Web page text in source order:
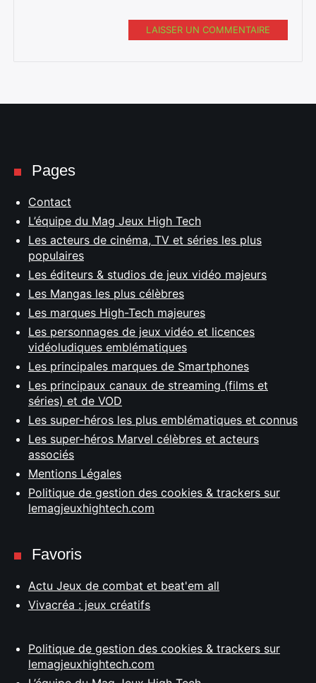
LAISSER UN COMMENTAIRE
Pages
Contact
L’équipe du Mag Jeux High Tech
Les acteurs de cinéma, TV et séries les plus
populaires
Les éditeurs & studios de jeux vidéo majeurs
Les Mangas les plus célèbres
Les marques High-Tech majeures
Les personnages de jeux vidéo et licences
vidéoludiques emblématiques
Les principales marques de Smartphones
Les principaux canaux de streaming (films et
séries) et de VOD
Les super-héros les plus emblématiques et connus
Les super-héros Marvel célèbres et acteurs
associés
Mentions Légales
Politique de gestion des cookies & trackers sur
lemagjeuxhightech.com
Favoris
Actu Jeux de combat et beat'em all
Vivacréa : jeux créatifs
Politique de gestion des cookies & trackers sur
lemagjeuxhightech.com